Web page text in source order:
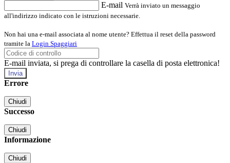
E-mail Verrà inviato un messaggio
all'indirizzo indicato con le istruzioni necessarie.
Non hai una e-mail associata al nome utente? Effettua il reset della password
tramite la Login Spaggiari
E-mail inviata, si prega di controllare la casella di posta elettronica!
Errore
Chiudi
Successo
Chiudi
Informazione
Chiudi